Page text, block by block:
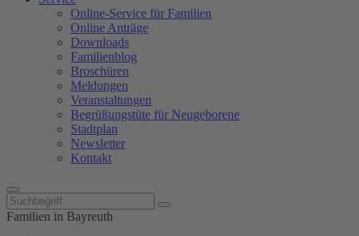
Online-Service für Familien
Online Anträge
Downloads
Familienblog
Broschüren
Meldungen
Veranstaltungen
Begrüßungstüte für Neugeborene
Stadtplan
Newsletter
Kontakt
Familien in Bayreuth